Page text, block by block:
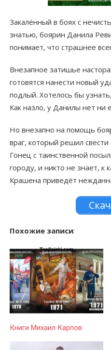
Закалённый в боях с
знатью, боярин Данила
понимает, что страшнее
Внезапное затишье
готовятся нанести новый
подлый. Хотелось бы
Как назло, у Данилы нет ни
Но внезапно на помощь
враг, который решил
Гонец с таинственной
городу, и никто не знает, к
Крашена приведёт
Похожие записи:
Книги Михаил Карпов